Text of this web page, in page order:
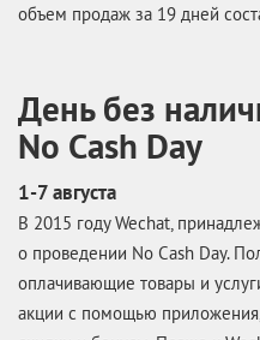
объем продаж за 19 дней
День без
No Cash Day
1-7 августа
В 2015 году Wechat,
о проведении No Cash Day.
оплачивающие товары и
акции с помощью